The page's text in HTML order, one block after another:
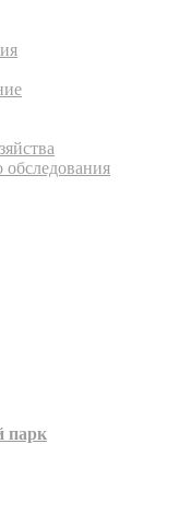
обследования
парк